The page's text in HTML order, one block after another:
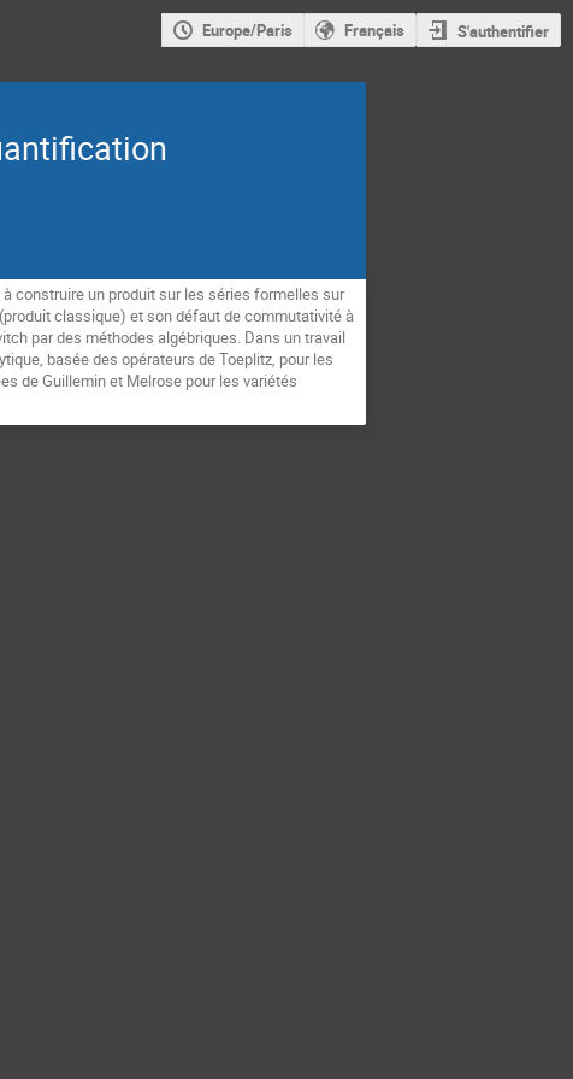
Europe/Paris Français S'authentifier
construire un produit sur les séries formelles sur
classique) et son défaut de commutativité à
par des méthodes algébriques. Dans un travail
basée des opérateurs de Toeplitz, pour les
de Guillemin et Melrose pour les variétés